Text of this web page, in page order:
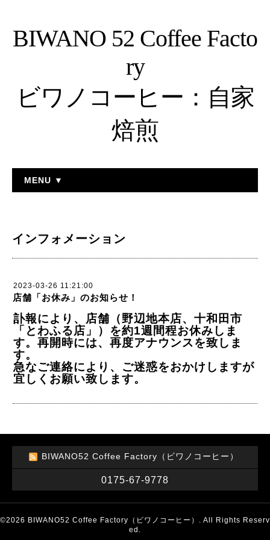
BIWANO 52 Coffee Facto
ry
ビワノコーヒー：自家
焙煎
MENU ▼
インフォメーション
2023-03-26 11:21:00
店舗「お休み」のお知らせ！
訃報により、店舗（野辺地本店、十和田市
「とわふる店」）を約1週間程お休みしま
す。再開時には、再度アナウンスを致しま
す。
急なご連絡により、ご迷惑をおかけしますが
宜しくお願い致します。
BIWANO52 Coffee Factory（ビワノコーヒー）
0175-67-9778
©2026 BIWANO52 Coffee Factory（ビワノコーヒー） . All Rights Reserv
ed.